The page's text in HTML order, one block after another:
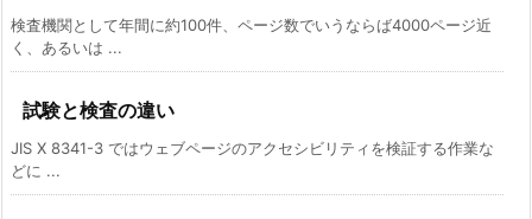
検査機関として年間に約100件、ページ数でいうならば4000ページ近
く、あるいは ...
試験と検査の違い
JIS X 8341-3 ではウェブページのアクセシビリティを検証する作業な
どに ...